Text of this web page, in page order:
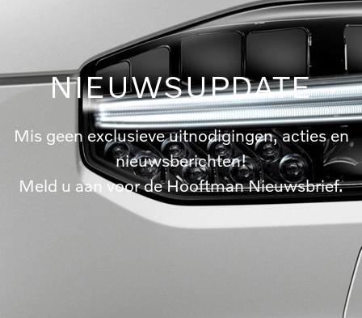
NIEUWSUPDATE
Mis geen exclusieve uitnodigingen, acties en
nieuwsberichten!
Meld u aan voor de Hooftman Nieuwsbrief.